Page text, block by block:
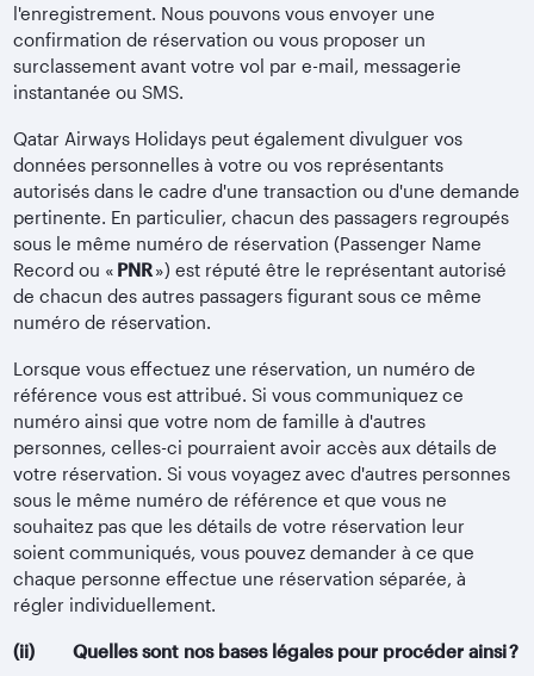
l'enregistrement. Nous pouvons vous envoyer une
confirmation de réservation ou vous proposer un
surclassement avant votre vol par e-mail, messagerie
instantanée ou SMS.
Qatar Airways Holidays peut également divulguer vos
données personnelles à votre ou vos représentants
autorisés dans le cadre d'une transaction ou d'une demande
pertinente. En particulier, chacun des passagers regroupés
sous le même numéro de réservation (Passenger Name
Record ou « PNR») est réputé être le représentant autorisé
de chacun des autres passagers figurant sous ce même
numéro de réservation.
Lorsque vous effectuez une réservation, un numéro de
référence vous est attribué. Si vous communiquez ce
numéro ainsi que votre nom de famille à d'autres
personnes, celles-ci pourraient avoir accès aux détails de
votre réservation. Si vous voyagez avec d'autres personnes
sous le même numéro de référence et que vous ne
souhaitez pas que les détails de votre réservation leur
soient communiqués, vous pouvez demander à ce que
chaque personne effectue une réservation séparée, à
régler individuellement.
(ii) Quelles sont nos bases légales pour procéder ainsi ?